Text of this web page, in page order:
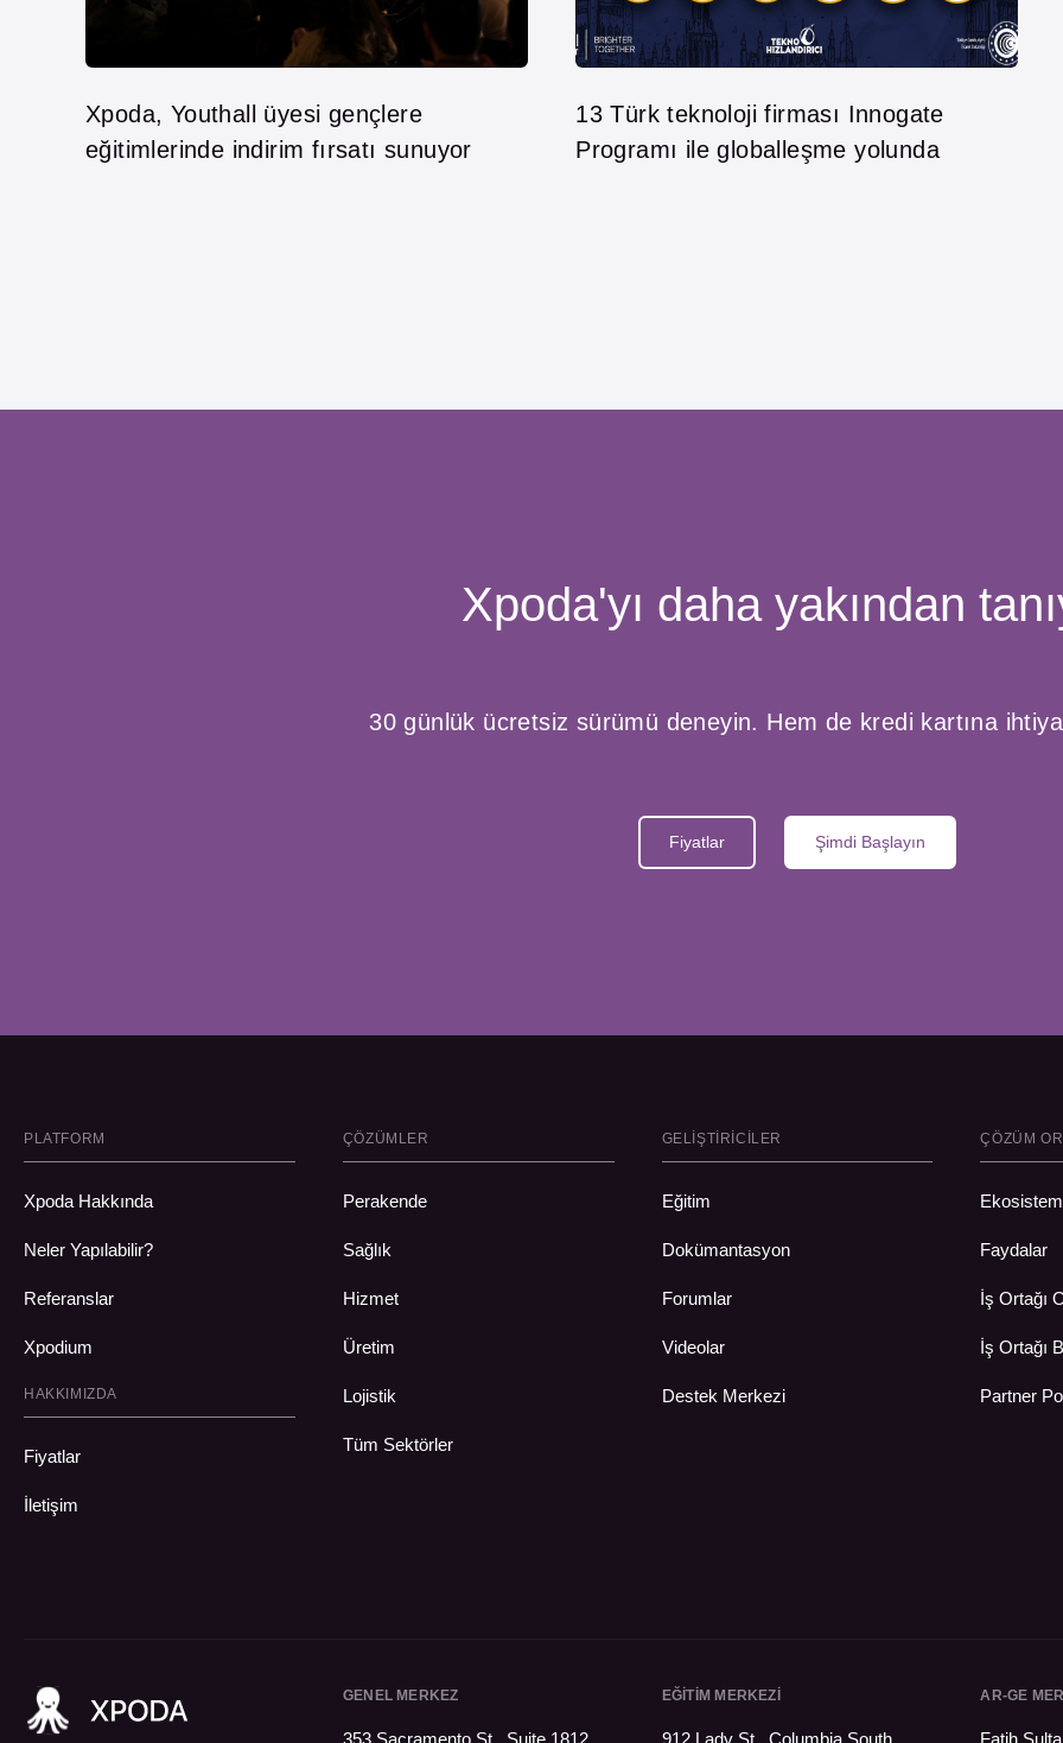
Xpoda, Youthall üyesi gençlere
eğitimlerinde indirim fırsatı sunuyor
13 Türk teknoloji firması Innogate
Programı ile globalleşme yolunda
Xpoda'yı daha yakından
30 günlük ücretsiz sürümü deneyin. Hem de kredi kartına
Fiyatlar Şimdi Başlayın
PLATFORM
Xpoda Hakkında
Neler Yapılabilir?
Referanslar
Xpodium
HAKKIMIZDA
Fiyatlar
İletişim
ÇÖZÜMLER
Perakende
Sağlık
Hizmet
Üretim
Lojistik
Tüm Sektörler
GELIŞTIRICILER
Eğitim
Dokümantasyon
Forumlar
Videolar
Destek Merkezi
ÇÖZÜM
Ekosistem
Faydalar
İş Ortağı
İş Ortağı
Partner
GENEL MERKEZ
353 Sacramento St., Suite 1812
EĞİTİM MERKEZİ
912 Lady St., Columbia South
AR-GE
Fatih